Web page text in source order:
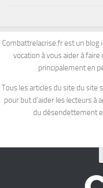
Combattrelacrise.fr est un blog
vocation à vous aider à
principalement en
Tous les articles du site du site
pour but d’aider les lecteurs à
du désendettement